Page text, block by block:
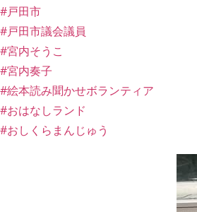
#戸田市
#戸田市議会議員
#宮内そうこ
#宮内奏子
#絵本読み聞かせボランティア
#おはなしランド
#おしくらまんじゅう